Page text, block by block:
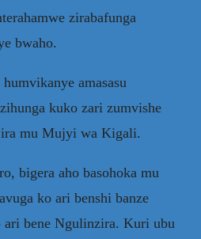
zirabafunga
bwaho.
amasasu
kuko zari zumvishe
mu Mujyi wa Kigali.
bigera aho basohoka mu
ko ari benshi banze
ari bene Ngulinzira. Kuri ubu